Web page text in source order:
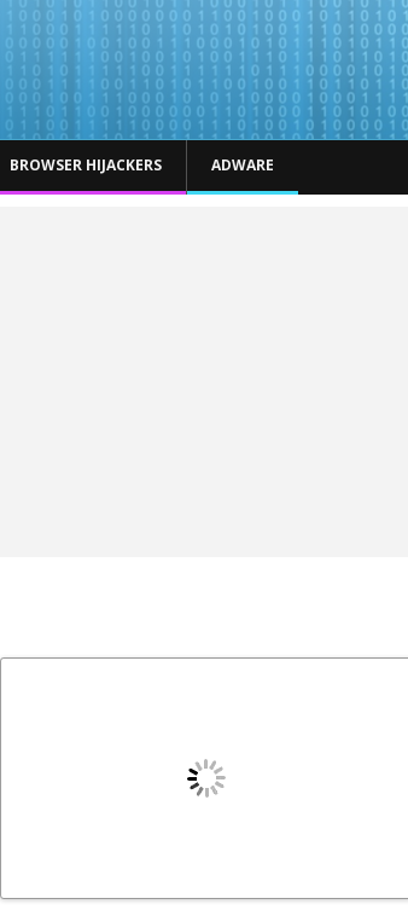
BROWSER HIJACKERS ADWARE